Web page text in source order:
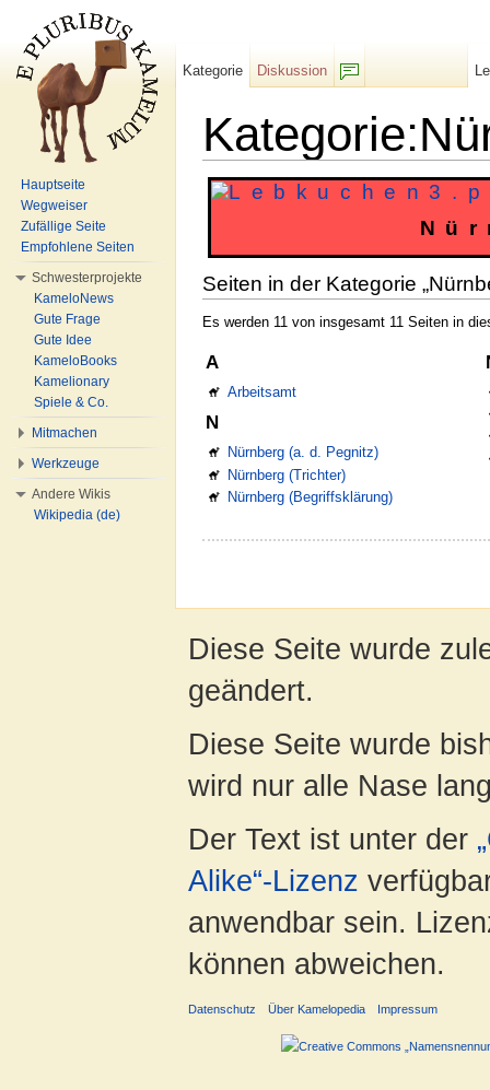
Seiten in der Kategorie
Es werden 11 von insgesamt 11 Seiten in
A
Arbeitsamt
N
Nürnberg (a. d. Pegnitz)
Nürnberg (Trichter)
Nürnberg (Begriffsklärung)
Kategorie
Diskussion
Hauptseite
Wegweiser
Zufällige Seite
Empfohlene Seiten
Schwesterprojekte
KameloNews
Gute Frage
Gute Idee
KameloBooks
Kamelionary
Spiele & Co.
Mitmachen
Werkzeuge
Andere Wikis
Wikipedia (de)
Diese Seite wurde
geändert.
Diese Seite wurde
wird nur alle Nase
Der Text ist unter der
Alike“-Lizenz
anwendbar sein.
können abweichen.
Datenschutz Über Kamelopedia Impressum